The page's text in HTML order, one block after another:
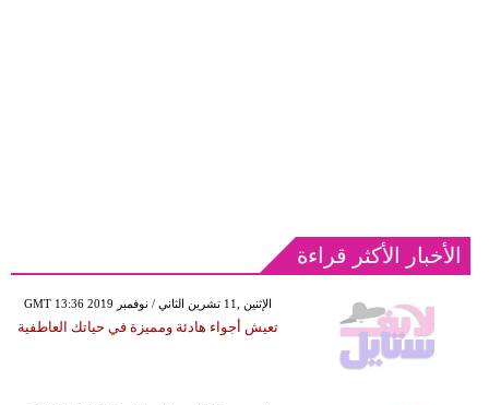
الأخبار الأكثر قراءة
GMT 13:36 2019 الإثنين ,11 تشرين الثاني / نوفمبر
تعيش أجواء هادئة ومميزة في حياتك العاطفية